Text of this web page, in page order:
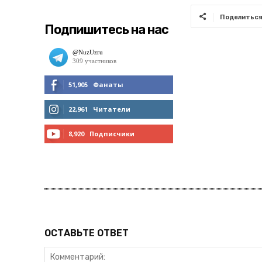
Подпишитесь на нас
51,905 Фанаты
МНЕ НРАВИТСЯ
22,961 Читатели
8,920 Подписчики
Поделиться
ОСТАВЬТЕ ОТВЕТ